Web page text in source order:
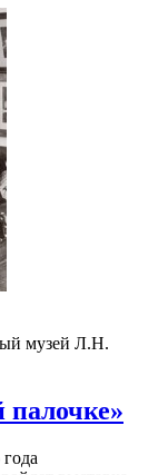
музей Л.Н.
палочке»